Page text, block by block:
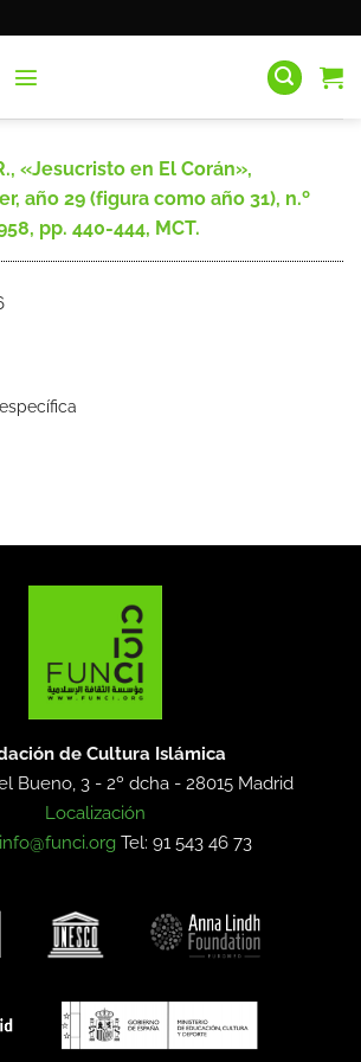
«Jesucristo en El Corán»,
año 29 (figura como año 31), n.º
pp. 440-444, MCT.
de Cultura Islámica
Bueno, 3 - 2º dcha -28015 Madrid
Localización
info@funci.org Tel: 91 543 46 73